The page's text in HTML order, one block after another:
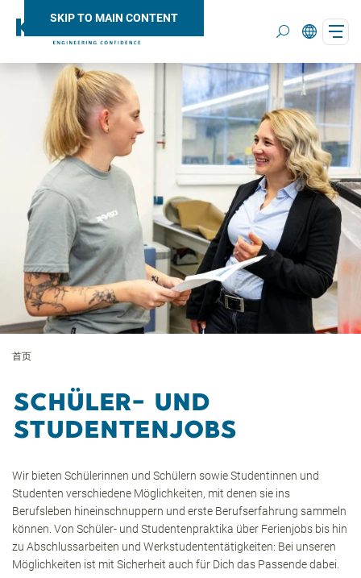
SKIP TO MAIN CONTENT
首页
SCHÜLER- UND
STUDENTENJOBS
Wir bieten Schülerinnen und Schülern sowie Studentinnen und
Studenten verschiedene Möglichkeiten, mit denen sie ins
Berufsleben hineinschnuppern und erste Berufserfahrung sammeln
können. Von Schüler- und Studentenpraktika über Ferienjobs bis hin
zu Abschlussarbeiten und Werkstudententätigkeiten: Bei unseren
Möglichkeiten ist mit Sicherheit auch für Dich das Passende dabei.